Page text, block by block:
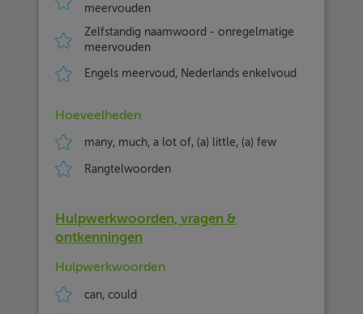
meervouden
Zelfstandig naamwoord - onregelmatige
meervouden
Engels meervoud, Nederlands enkelvoud
Hoeveelheden
many, much, a lot of, (a) little, (a) few
Rangtelwoorden
Hulpwerkwoorden, vragen &
ontkenningen
Hulpwerkwoorden
can, could